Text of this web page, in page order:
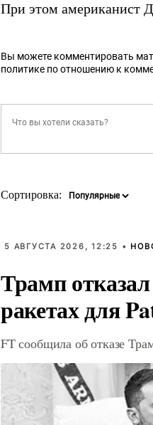
При этом американист
Вы можете комментировать
политике по отношению к
Сортировка:
5 АВГУСТА 2026, 12:25 •
Трамп
ракетах для
FT сообщила об отказе